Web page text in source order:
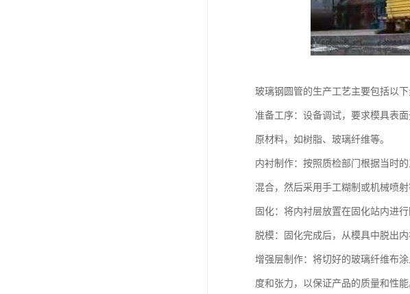
玻璃钢圆管的生产工艺主要包括以下
准备工序：设备调试，要求模具表
原材料，如树脂、玻璃纤维等。
内衬制作：按照质检部门根据当时
混合，然后采用手工糊制或机械喷
固化：将内衬层放置在固化站内进
脱模：固化完成后，从模具中脱出内
增强层制作：将切好的玻璃纤维布
度和张力，以保证产品的质量和性能